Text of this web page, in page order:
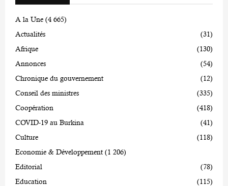
A la Une (4 665)
Actualités
(31)
Afrique
(130)
Annonces
(54)
Chronique du gouvernement
(12)
Conseil des ministres
(335)
Coopération
(418)
COVID-19 au Burkina
(41)
Culture
(118)
Economie & Développement (1 206)
Editorial
(78)
Education
(115)